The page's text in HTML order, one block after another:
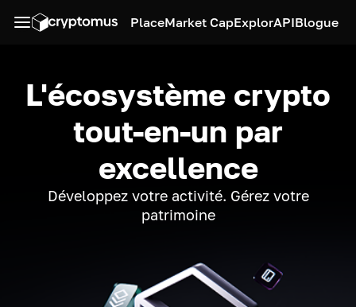
PlaceMarket CapExplorAPIBlogue
L'écosystème crypto
tout-en-un par
excellence
Développez votre activité. Gérez votre
patrimoine